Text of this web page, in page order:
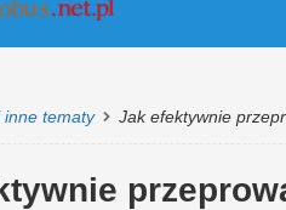
inne tematy Jak efektywnie